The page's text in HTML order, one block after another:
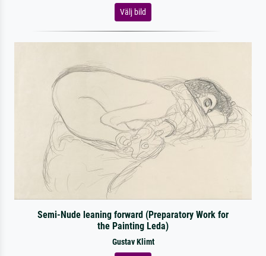
Välj bild
Semi-Nude leaning forward (Preparatory Work for
the Painting Leda)
Gustav Klimt